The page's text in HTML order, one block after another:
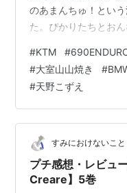
のあまんちゅ！とい
た。ぴかりたちとお
ク、伊豆スカイラン
ートを想定していま
り、ターンパイクも
積雪有名だしね…って
(゜-゜) 現在天城峠積
けください🙇‍♀️ pic.t…
#KTM #
#大室山山焼き #
#天野こずえ
すみにおけないこと
プチ感想・レビ
Creare】5巻